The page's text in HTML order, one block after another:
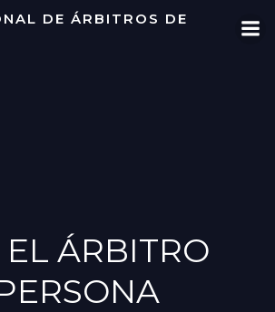
Saltar
DE ÁRBITROS DE
EL ÁRBITRO